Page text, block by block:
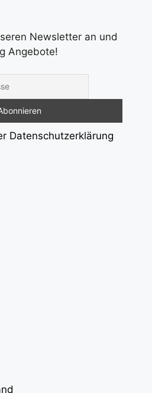
Newsletter an und
Angebote!
Datenschutzerklärung